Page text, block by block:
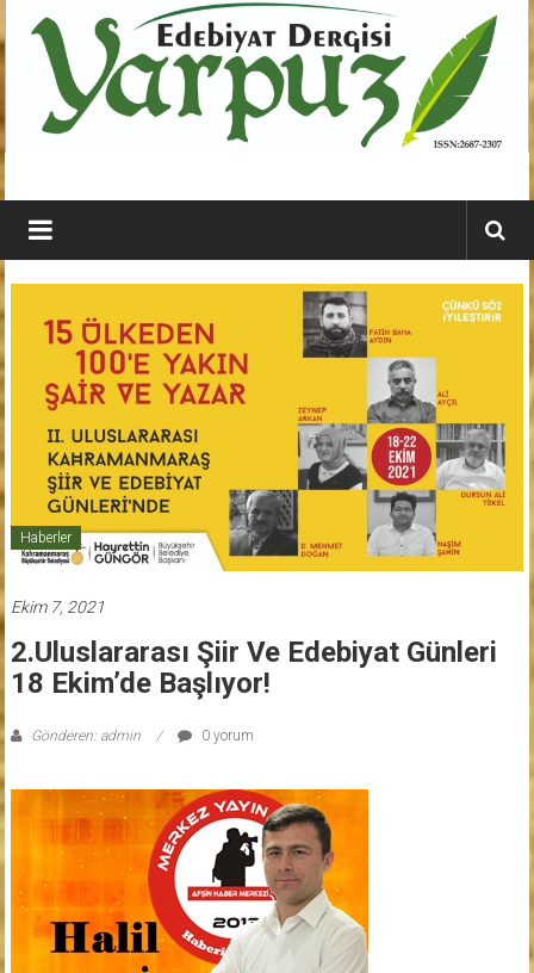
geç
YARPUZ
Edebiyat
Dergisi
Kahramanmaraş'ın
Etkili
Dergisi
Haberler
Ekim 7, 2021
2.Uluslararası Şiir Ve Edebiyat Günleri
18 Ekim’de Başlıyor!
Gönderen: admin 0 yorum